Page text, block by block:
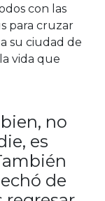
con las
para cruzar
su ciudad de
vida que
no
es
de